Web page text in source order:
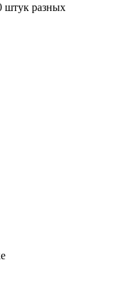
штук разных